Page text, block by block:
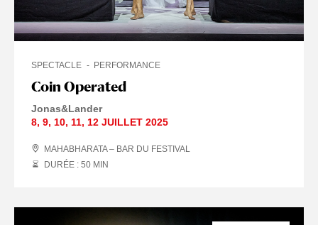
Coin Operated
SPECTACLE PERFORMANCE
Jonas&Lander
8, 9, 10, 11, 12 JUILLET 2025
MAHABHARATA – BAR DU FESTIVAL
DURÉE : 50 MIN